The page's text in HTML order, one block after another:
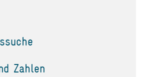
Zahlen